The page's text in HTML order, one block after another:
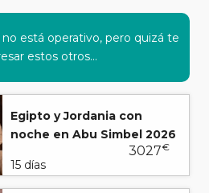
está operativo, pero quizá te
estos otros...
Egipto y Jordania con
noche en Abu Simbel 2026
15 días
3027€